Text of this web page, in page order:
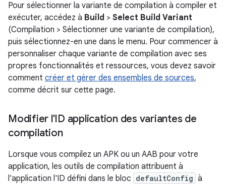
Pour sélectionner la variante de compilation à compiler et
exécuter, accédez à Build > Select Build Variant
(Compilation > Sélectionner une variante de compilation),
puis sélectionnez-en une dans le menu. Pour commencer à
personnaliser chaque variante de compilation avec ses
propres fonctionnalités et ressources, vous devez savoir
comment créer et gérer des ensembles de sources,
comme décrit sur cette page.
Modifier l'ID application des variantes de
compilation
Lorsque vous compilez un APK ou un AAB pour votre
application, les outils de compilation attribuent à
l'application l'ID défini dans le bloc defaultConfig à